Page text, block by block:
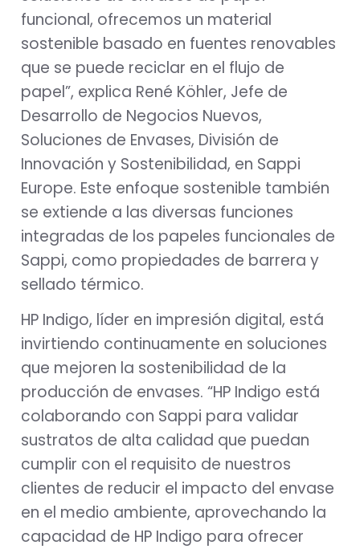
funcional, ofrecemos un material
sostenible basado en fuentes renovables
que se puede reciclar en el flujo de
papel”, explica René Köhler, Jefe de
Desarrollo de Negocios Nuevos,
Soluciones de Envases, División de
Innovación y Sostenibilidad, en Sappi
Europe. Este enfoque sostenible también
se extiende a las diversas funciones
integradas de los papeles funcionales de
Sappi, como propiedades de barrera y
sellado térmico.
HP Indigo, líder en impresión digital, está
invirtiendo continuamente en soluciones
que mejoren la sostenibilidad de la
producción de envases. “HP Indigo está
colaborando con Sappi para validar
sustratos de alta calidad que puedan
cumplir con el requisito de nuestros
clientes de reducir el impacto del envase
en el medio ambiente, aprovechando la
capacidad de HP Indigo para ofrecer